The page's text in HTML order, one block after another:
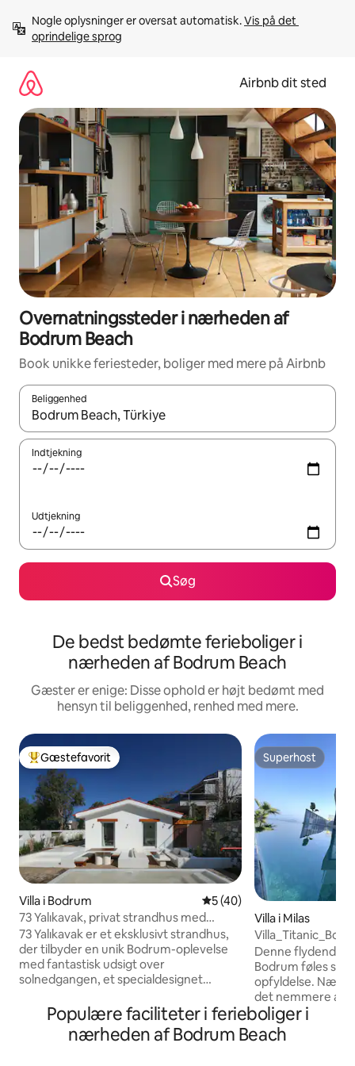
videre
Nogle oplysninger er oversat automatisk. Vis på det
oprindelige sprog
Airbnb dit sted
Overnatningssteder i nærheden af
Bodrum Beach
Book unikke feriesteder, boliger med mere på Airbnb
Beliggenhed
Når resultaterne er tilgængelige, skal du navigere med
Indtjekning
Udtjekning
Søg
De bedst bedømte ferieboliger i
nærheden af Bodrum Beach
Gæster er enige: Disse ophold er højt bedømt med
hensyn til beliggenhed, renhed med mere.
Bedste gæstefavorit
Gæstefavorit
Villa i Bodrum 5 ud af 5 i gennemsnitlig
5 (40)
73 Yalıkavak, privat strandhus med
udsigt over solnedgangen
73 Yalıkavak er et eksklusivt strandhus,
der tilbyder en unik Bodrum-oplevelse
med fantastisk udsigt over
solnedgangen, et specialdesignet
afslapningspool. Huset, der ligger ved
kystvejen i gåafstand fra Yalıkavak
Marina, skiller sig ud på grund af sin
Superhost
Superhost
Villa i Milas
Denne flydende
Bodrum føles
opfyldelse.
det nemmere at
beliggenhed
prydet med
et paradishjørne
Populære faciliteter i ferieboliger i
nærheden af Bodrum Beach